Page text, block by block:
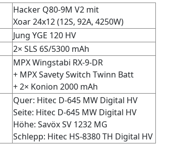
Hacker Q80-9M V2 mit
Xoar 24x12 (12S, 92A, 4250W)
Jung YGE 120 HV
2× SLS 6S/5300 mAh
MPX Wingstabi RX-9-DR
+ MPX Savety Switch Twinn Batt
+ 2× Konion 2000 mAh
Quer: Hitec D-645 MW Digital HV
Seite: Hitec D-645 MW Digital HV
Höhe: Savöx SV 1232 MG
Schlepp: Hitec HS-8380 TH Digital HV